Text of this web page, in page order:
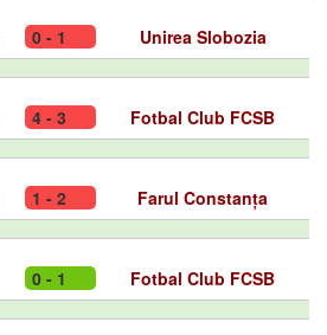
0 - 1 Unirea Slobozia
4 - 3 Fotbal Club FCSB
1 - 2 Farul Constanța
0 - 1 Fotbal Club FCSB